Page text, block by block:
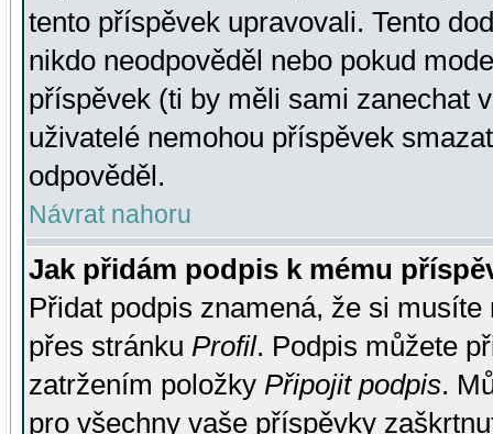
tento příspěvek upravovali. Tento
nikdo neodpověděl nebo pokud
příspěvek (ti by měli sami zanechat
uživatelé nemohou příspěvek
odpověděl.
Návrat nahoru
Jak přidám podpis k mému
Přidat podpis znamená, že si
přes stránku Profil. Podpis můžete
zatržením položky Připojit podpis.
pro všechny vaše příspěvky